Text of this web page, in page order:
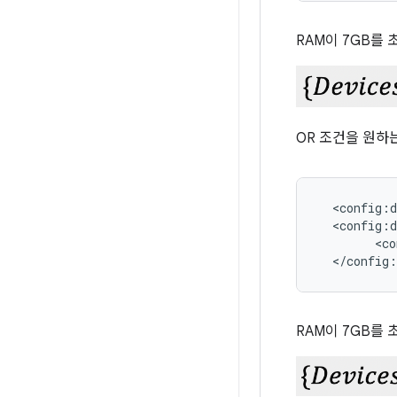
RAM이 7GB를
OR 조건을 원하
RAM이 7GB를